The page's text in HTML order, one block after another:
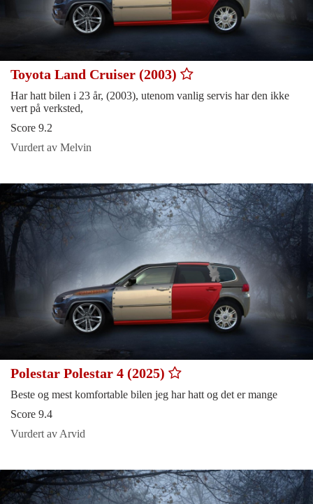
Toyota Land Cruiser (2003)
Har hatt bilen i 23 år, (2003), utenom vanlig servis har den ikke
vert på verksted,
Score 9.2
Vurdert av Melvin
Polestar Polestar 4 (2025)
Beste og mest komfortable bilen jeg har hatt og det er mange
Score 9.4
Vurdert av Arvid